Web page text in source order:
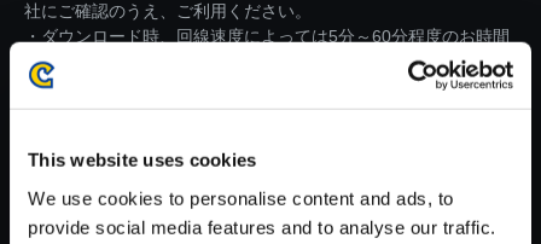
This website uses cookies
We use cookies to personalise content and ads, to
provide social media features and to analyse our traffic.
社にご確認のうえ、ご利用ください。
・ダウンロード時、回線速度によっては5分～60分程度のお時間
がかかる場合がございます。
※ご購入いただいたファイルのダウンロードの際には、通信環境
が安定しているWifi環境でお試しください。